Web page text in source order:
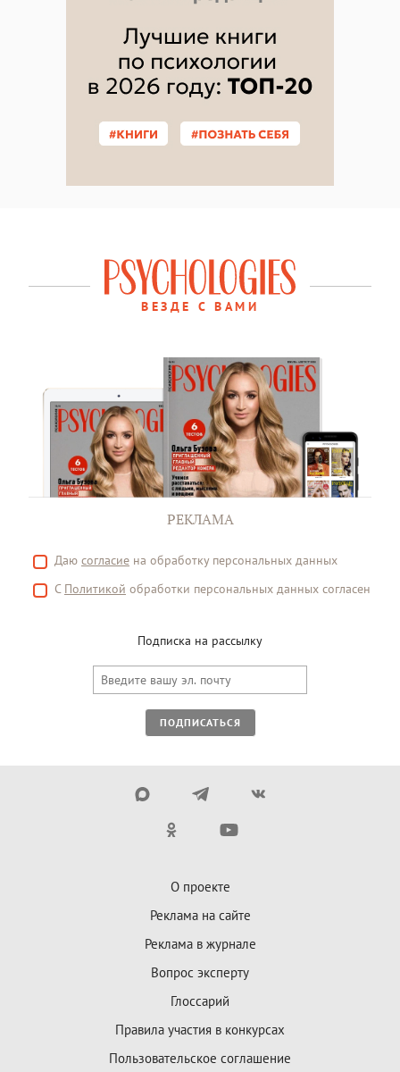
ВЕЗДЕ С ВАМИ
РЕКЛАМА
Даю согласие на обработку персональных данных
С Политикой обработки персональных данных согласен
Подписка на рассылку
ПОДПИСАТЬСЯ
О проекте
Реклама на сайте
Реклама в журнале
Вопрос эксперту
Глоссарий
Правила участия в конкурсах
Пользовательское соглашение